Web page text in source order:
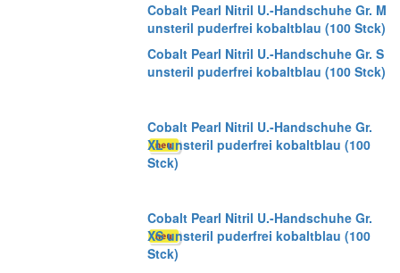
Cobalt Pearl Nitril U.-Handschuhe Gr. M
unsteril puderfrei kobaltblau (100 Stck)
Cobalt Pearl Nitril U.-Handschuhe Gr. S
unsteril puderfrei kobaltblau (100 Stck)
Cobalt Pearl Nitril U.-Handschuhe Gr.
XL unsteril puderfrei kobaltblau (100
Stck)
Cobalt Pearl Nitril U.-Handschuhe Gr.
XS unsteril puderfrei kobaltblau (100
Stck)